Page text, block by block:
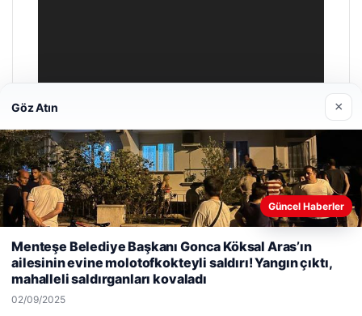
Enes Kaplan Avukatlık Bürosu
28/04/2026
© 2026 Akbars Haber
deneyiminizi kişiselleştirmek ve geliştirmek amacıyla çerezler
kullanıyoruz.Çerez Politikamız
Kabul Et
Göz Atın ×
Güncel Haberler
Menteşe Belediye Başkanı Gonca Köksal Aras’ın
ailesinin evine molotofkokteyli saldırı! Yangın çıktı,
mahalleli saldırganları kovaladı
02/09/2025